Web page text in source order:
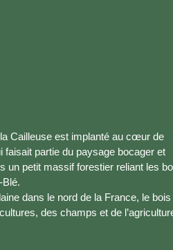
Cailleuse est implanté au cœur de
faisait partie du paysage bocager et
un petit massif forestier reliant les
Blé.
dans le nord de la France, le bois
des champs et de